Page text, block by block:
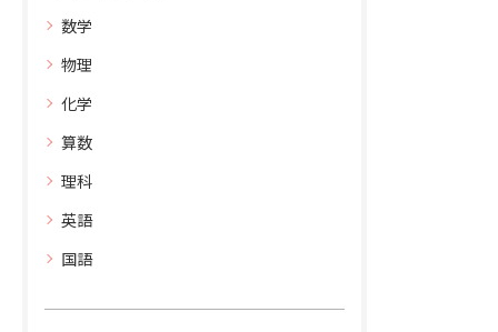
数学
物理
化学
算数
理科
英語
国語